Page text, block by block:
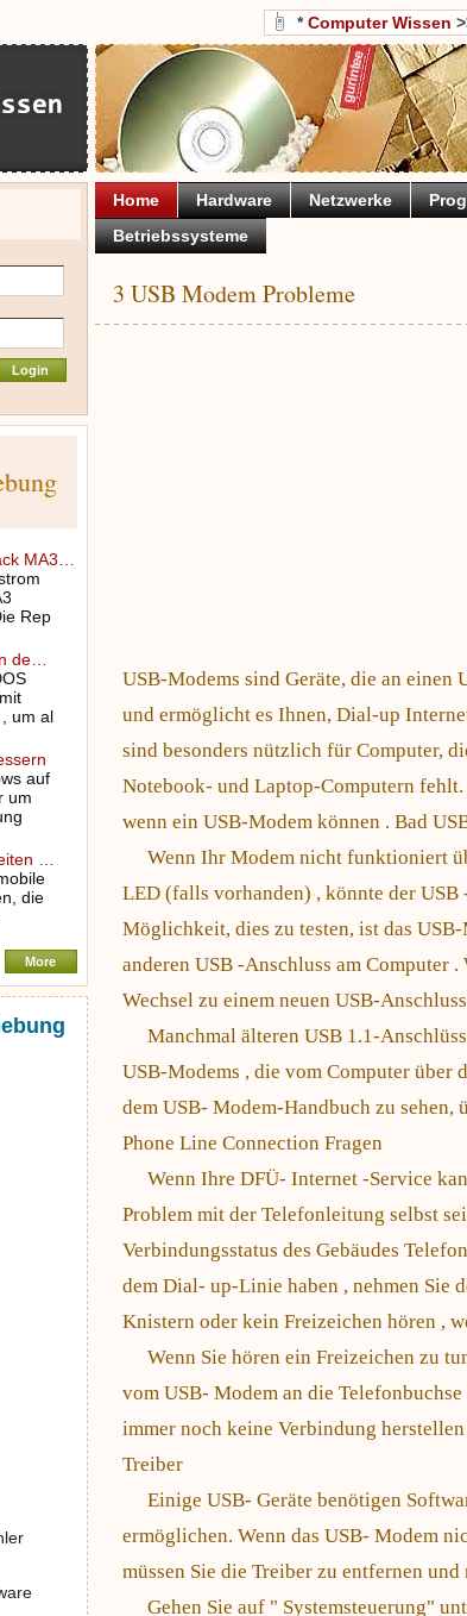
MA3…
Rep
de…
um al
auf
um
…
die
More
*Computer Wissen
Home Hardware Netzwerke
Betriebssysteme
3 USB Modem Probleme
USB-Modems sind Geräte, die an einen
und ermöglicht es Ihnen, Dial-up
sind besonders nützlich für Computer,
Notebook- und Laptop-Computern
wenn ein USB-Modem können . Bad
Wenn Ihr Modem nicht funktioniert
LED (falls vorhanden) , könnte der USB
Möglichkeit, dies zu testen, ist das
anderen USB -Anschluss am Computer
Wechsel zu einem neuen USB-
Manchmal älteren USB 1.1-
USB-Modems , die vom Computer über
dem USB- Modem-Handbuch zu sehen,
Phone Line Connection Fragen
Wenn Ihre DFÜ- Internet -Service
Problem mit der Telefonleitung selbst
Verbindungsstatus des Gebäudes
dem Dial- up-Linie haben , nehmen Sie
Knistern oder kein Freizeichen hören ,
Wenn Sie hören ein Freizeichen zu
vom USB- Modem an die
immer noch keine Verbindung
Treiber
Einige USB- Geräte benötigen
ermöglichen. Wenn das USB- Modem
müssen Sie die Treiber zu entfernen
Gehen Sie auf " Systemsteuerung"